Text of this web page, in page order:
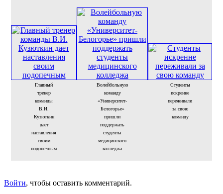
Главный
тренер
команды
В.И.
Кузюткин
дает
наставления
своим
подопечным
Волейбольную
команду
«Университет-
Белогорье»
пришли
поддержать
студенты
медицинского
колледжа
Студенты
искренне
переживали
за свою
команду
Войти, чтобы оставить комментарий.